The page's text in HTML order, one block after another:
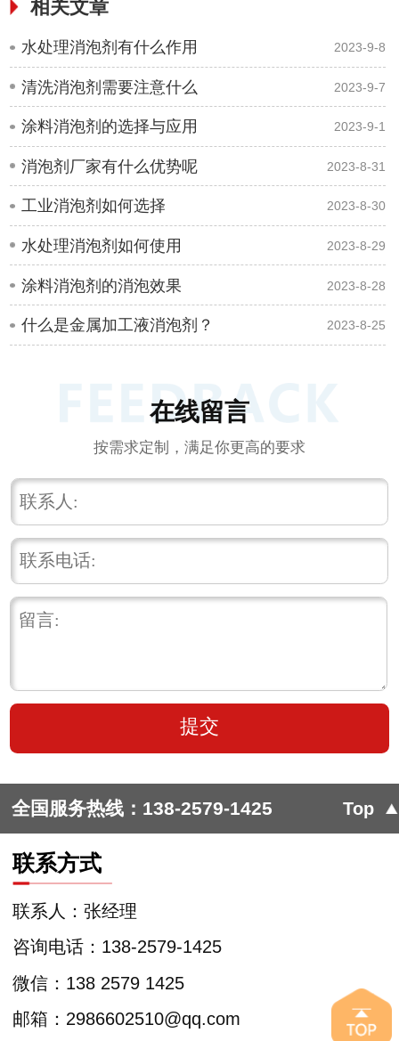
相关文章
水处理消泡剂有什么作用 2023-9-8
清洗消泡剂需要注意什么 2023-9-7
涂料消泡剂的选择与应用 2023-9-1
消泡剂厂家有什么优势呢 2023-8-31
工业消泡剂如何选择 2023-8-30
水处理消泡剂如何使用 2023-8-29
涂料消泡剂的消泡效果 2023-8-28
什么是金属加工液消泡剂？ 2023-8-25
在线留言
按需求定制，满足你更高的要求
全国服务热线： 138-2579-1425 Top
联系方式
咨询电话：138-2579-1425
联系人：张经理
微信：138 2579 1425
邮箱：2986602510@qq.com